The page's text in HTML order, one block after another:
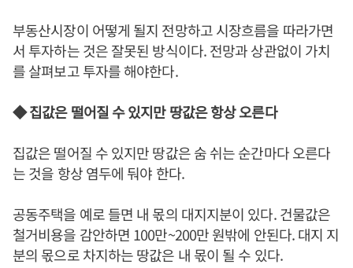
부동산시장이 어떻게 될지 전망하고 시장흐름을 따라가면
서 투자하는 것은 잘못된 방식이다. 전망과 상관없이 가치
를 살펴보고 투자를 해야한다.
◆ 집값은 떨어질 수 있지만 땅값은 항상 오른다
집값은 떨어질 수 있지만 땅값은 숨 쉬는 순간마다 오른다
는 것을 항상 염두에 둬야 한다.
공동주택을 예로 들면 내 몫의 대지지분이 있다. 건물값은
철거비용을 감안하면 100만~200만 원밖에 안된다. 대지 지
분의 몫으로 차지하는 땅값은 내 몫이 될 수 있다.